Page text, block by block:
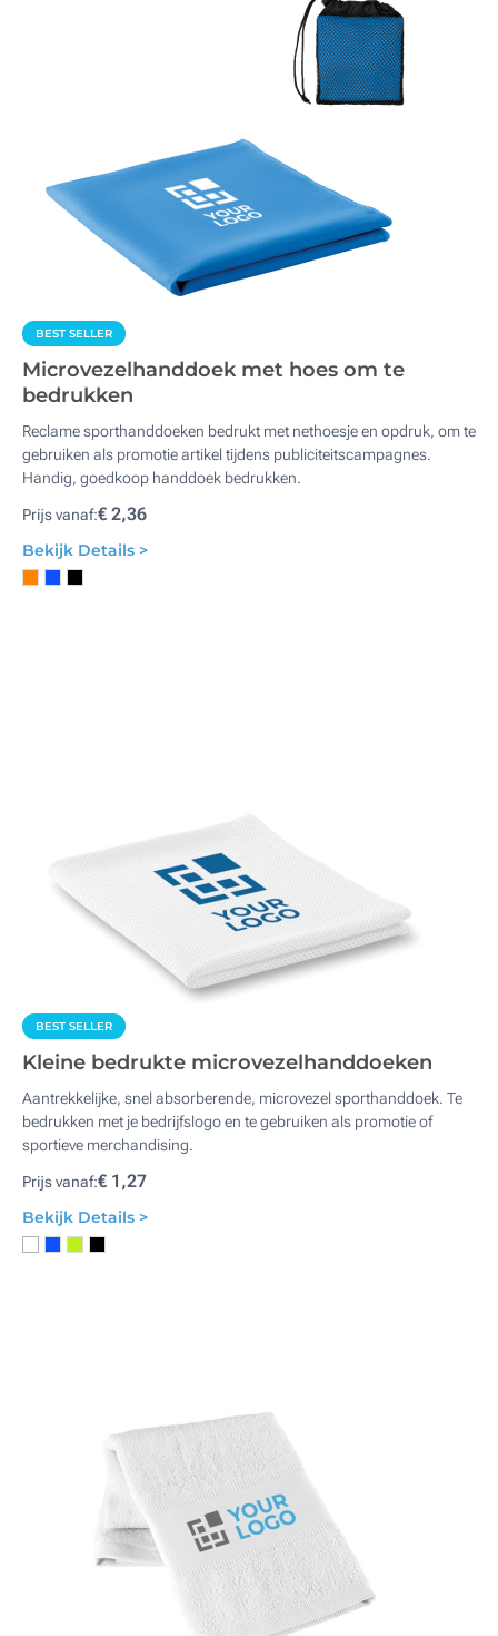
BEST SELLER
Microvezelhanddoek met hoes om te
bedrukken
Reclame sporthanddoeken bedrukt met nethoesje en opdruk, om te
gebruiken als promotie artikel tijdens publiciteitscampagnes.
Handig, goedkoop handdoek bedrukken.
Prijs vanaf:€ 2,36
Bekijk Details >
BEST SELLER
Kleine bedrukte microvezelhanddoeken
Aantrekkelijke, snel absorberende, microvezel sporthanddoek. Te
bedrukken met je bedrijfslogo en te gebruiken als promotie of
sportieve merchandising.
Prijs vanaf:€ 1,27
Bekijk Details >